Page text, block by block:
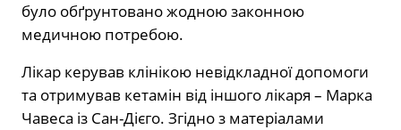
було обґрунтовано жодною законною
медичною потребою.
Лікар керував клінікою невідкладної допомоги
та отримував кетамін від іншого лікаря – Марка
Чавеса із Сан-Дієго. Згідно з матеріалами